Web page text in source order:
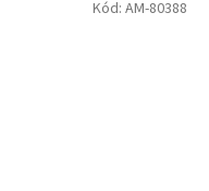
Kód: AM-80388